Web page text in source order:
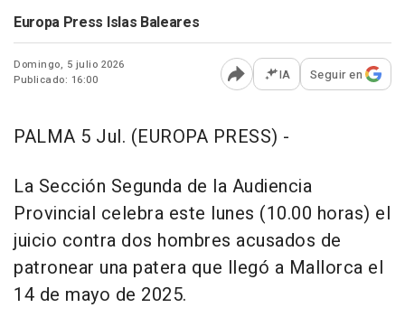
Europa Press Islas Baleares
Domingo, 5 julio 2026
Publicado: 16:00
Abrir opciones para
IA Seguir en
PALMA 5 Jul. (EUROPA PRESS) -
La Sección Segunda de la Audiencia
Provincial celebra este lunes (10.00 horas) el
juicio contra dos hombres acusados de
patronear una patera que llegó a Mallorca el
14 de mayo de 2025.